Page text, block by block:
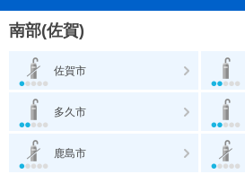
南部(佐賀)
佐賀市
多久市
鹿島市